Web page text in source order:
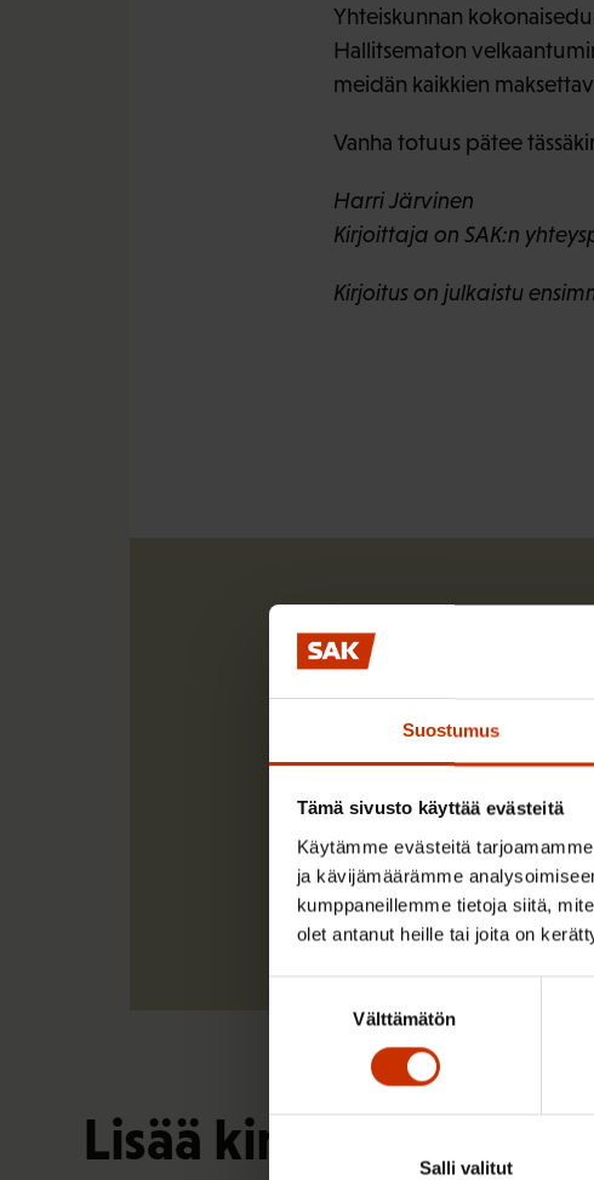
Suostumus
Tämä sivusto käyttää evästeitä
Käytämme evästeitä
ja kävijämäärämme
kumppaneillemme tietoja siitä,
olet antanut heille tai joita on
Välttämätön
Salli valitut
Yhteiskunnan
Hallitsematon
meidän kaikkien
Vanha totuus pätee
Harri Järvinen
Kirjoittaja on SAK:n
Kirjoitus on julkaistu
Lisää kirjoittajalta